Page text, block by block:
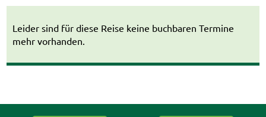
Leider sind für diese Reise keine buchbaren Termine
mehr vorhanden.